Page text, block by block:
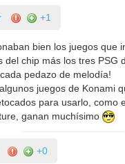
+1
bien los juegos que
del chip más los tres PSG
pedazo de melodía!
juegos de Konami
para usarlo, como
ganan muchísimo
+0